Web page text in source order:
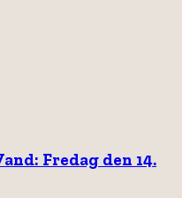
Fredag den 14.